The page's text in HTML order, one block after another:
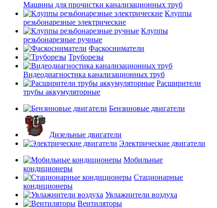
Машины для прочистки канализационных труб
Клуппы
резьбонарезные электрические
Клуппы
резьбонарезные ручные
Фаскосниматели
Труборезы
Видеодиагностика канализационных труб
Расширители
трубы аккумуляторные
Бензиновые двигатели
Дизельные двигатели
Электрические двигатели
Мобильные
кондиционеры
Стационарные
кондиционеры
Увлажнители воздуха
Вентиляторы